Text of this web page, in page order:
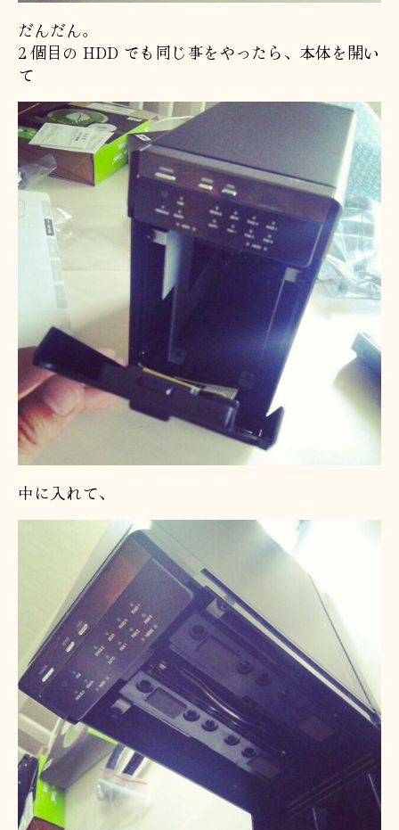
だんだん。
2 個目の HDD でも同じ事をやったら、本体を開い
て
中に入れて、